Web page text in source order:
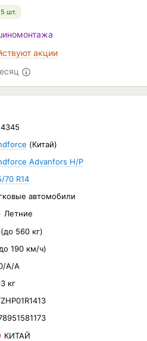
шт.
акции
(Китай)
Advanfors H/P
70 R14
автомобили
Летние
560 кг)
190 км/ч)
A/A
кг
КИТАЙ